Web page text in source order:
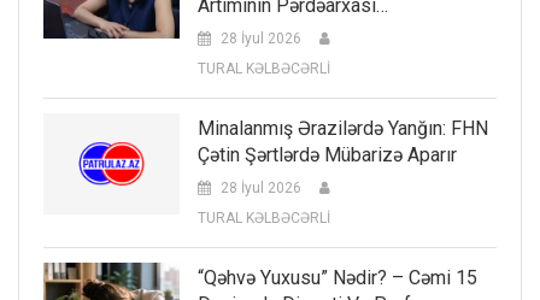
Artımının Pərdəarxası…
28 İyul 2026
TURAL KƏLBƏCƏRLİ
Minalanmış Ərazilərdə Yanğın: FHN
Çətin Şərtlərdə Mübarizə Aparır
28 İyul 2026
TURAL KƏLBƏCƏRLİ
“Qəhvə Yuxusu” Nədir? – Cəmi 15